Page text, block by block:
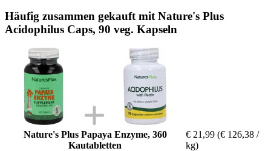
Häufig zusammen gekauft mit Nature's Plus
Acidophilus Caps, 90 veg. Kapseln
Nature's Plus Papaya Enzyme, 360
Kautabletten
€ 21,99 (€ 126,38 /
kg)